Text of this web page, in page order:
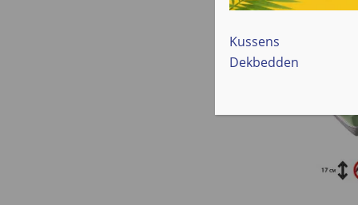
Kussens
Dekbedden